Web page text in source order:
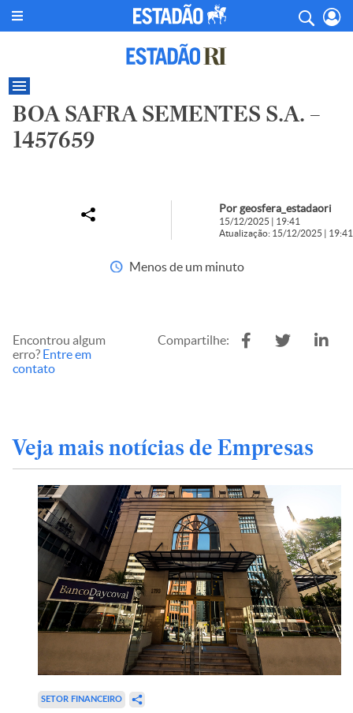
BOA SAFRA SEMENTES S.A. –
1457659
Por geosfera_estadaori
15/12/2025 | 19:41
Atualização: 15/12/2025 | 19:41
Menos de um minuto
Encontrou algum
erro? Entre em
contato
Compartilhe:
Veja mais notícias de Empresas
SETOR FINANCEIRO